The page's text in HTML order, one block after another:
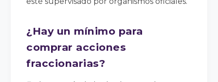
¿Hay un mínimo para
comprar acciones
fraccionarias?